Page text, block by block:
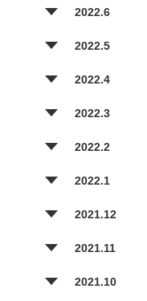
2022.6
2022.5
2022.4
2022.3
2022.2
2022.1
2021.12
2021.11
2021.10